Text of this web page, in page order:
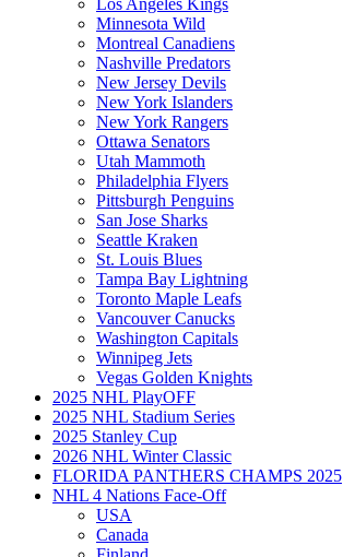
Los Angeles Kings
Minnesota Wild
Montreal Canadiens
Nashville Predators
New Jersey Devils
New York Islanders
New York Rangers
Ottawa Senators
Utah Mammoth
Philadelphia Flyers
Pittsburgh Penguins
San Jose Sharks
Seattle Kraken
St. Louis Blues
Tampa Bay Lightning
Toronto Maple Leafs
Vancouver Canucks
Washington Capitals
Winnipeg Jets
Vegas Golden Knights
2025 NHL PlayOFF
2025 NHL Stadium Series
2025 Stanley Cup
2026 NHL Winter Classic
FLORIDA PANTHERS CHAMPS 2025
NHL 4 Nations Face-Off
USA
Canada